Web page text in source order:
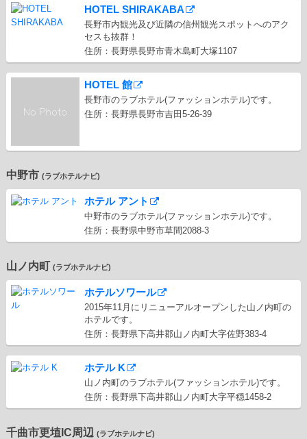
HOTEL SHIRAKABA
長野市内観光及び近隣の信州観光スポットへのアク
セスも抜群！
住所：長野県長野市青木島町大塚1107
HOTEL 館
長野市のラブホテル(ファッションホテル)です。
住所：長野県長野市吉田5-26-39
中野市 (ラブホテルナビ)
ホテル アント
中野市のラブホテル(ファッションホテル)です。
住所：長野県中野市草間2088-3
山ノ内町 (ラブホテルナビ)
ホテルソワール
2015年11月にリニューアルオープンした山ノ内町の
ホテルです。
住所：長野県下高井郡山ノ内町大字佐野383-4
ホテル K
山ノ内町のラブホテル(ファッションホテル)です。
住所：長野県下高井郡山ノ内町大字平穏1458-2
千曲市更埴IC周辺 (ラブホテルナビ)